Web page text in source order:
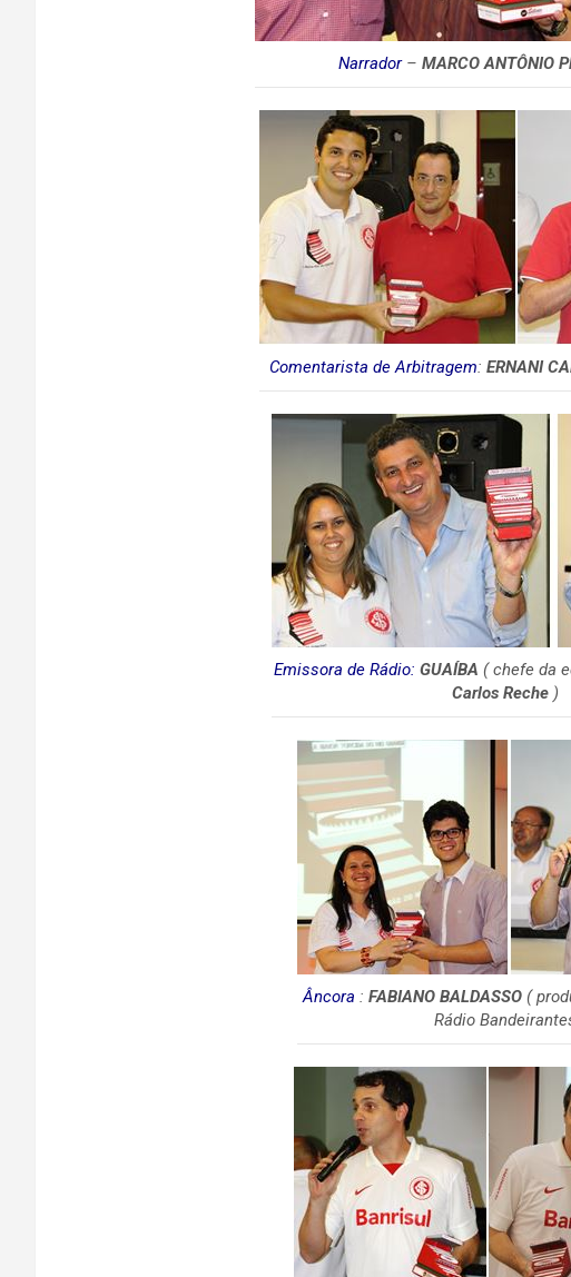
Narrador– MARCO ANTÔNIO
Comentarista de Arbitragem:ERNANI
Emissora de Rádio: GUAÍBA ( chefe da
Carlos Reche)
Âncora : FABIANO BALDASSO(
Rádio